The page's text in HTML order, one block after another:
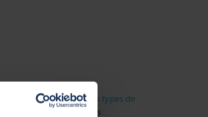
aperçu de ladifférents types de
de racleurs pour les